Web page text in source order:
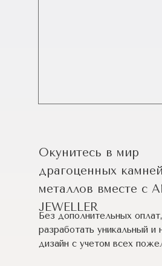
Окунитесь в мир
драгоценных
металлов вместе с
JEWELLER
Без дополнительных
разработать уникальный и
дизайн c учетом всех